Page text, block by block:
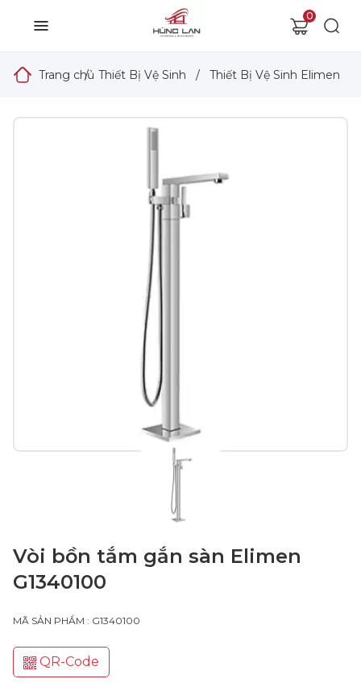
0
Trang chủ
/ Thiết Bị Vệ Sinh / Thiết Bị Vệ Sinh Elimen
Vòi bồn tắm gắn sàn Elimen
G1340100
MÃ SẢN PHẨM : G1340100
QR-Code